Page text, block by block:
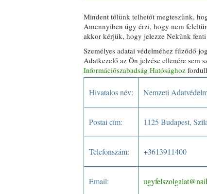
Mindent tőlünk telhetőt megteszünk,
Amennyiben úgy érzi, hogy nem
akkor kérjük, hogy jelezze Nekünk fenti
Személyes adatai védelméhez fűződő
Adatkezelő az Ön jelzése ellenére sem
Információszabadság Hatósághoz
Hivatalos név: Nemzeti
Postai cím: 1125 Budapest,
Telefonszám: +3613911400
Email: